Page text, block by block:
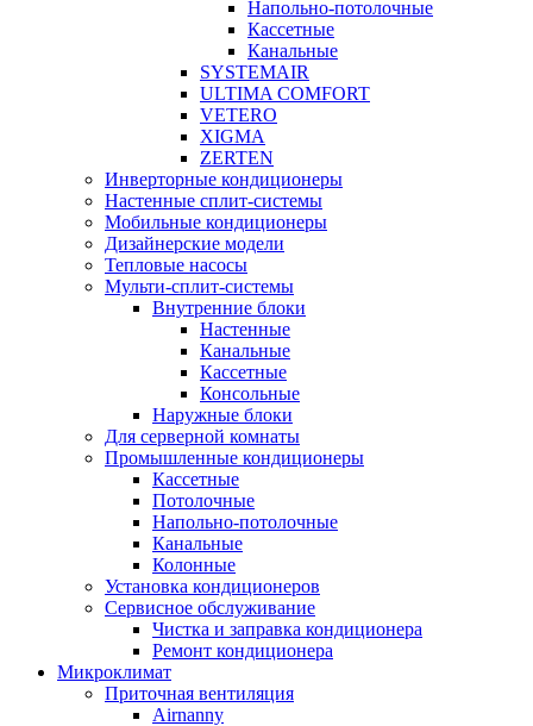
Напольно-потолочные
Кассетные
Канальные
SYSTEMAIR
ULTIMA COMFORT
VETERO
XIGMA
ZERTEN
Инверторные кондиционеры
Настенные сплит-системы
Мобильные кондиционеры
Дизайнерские модели
Тепловые насосы
Мульти-сплит-системы
Внутренние блоки
Настенные
Канальные
Кассетные
Консольные
Наружные блоки
Для серверной комнаты
Промышленные кондиционеры
Кассетные
Потолочные
Напольно-потолочные
Канальные
Колонные
Установка кондиционеров
Сервисное обслуживание
Чистка и заправка кондиционера
Ремонт кондиционера
Микроклимат
Приточная вентиляция
Airnanny